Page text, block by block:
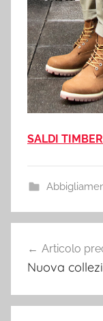
SALDI
articoli
Articolo
Nuova